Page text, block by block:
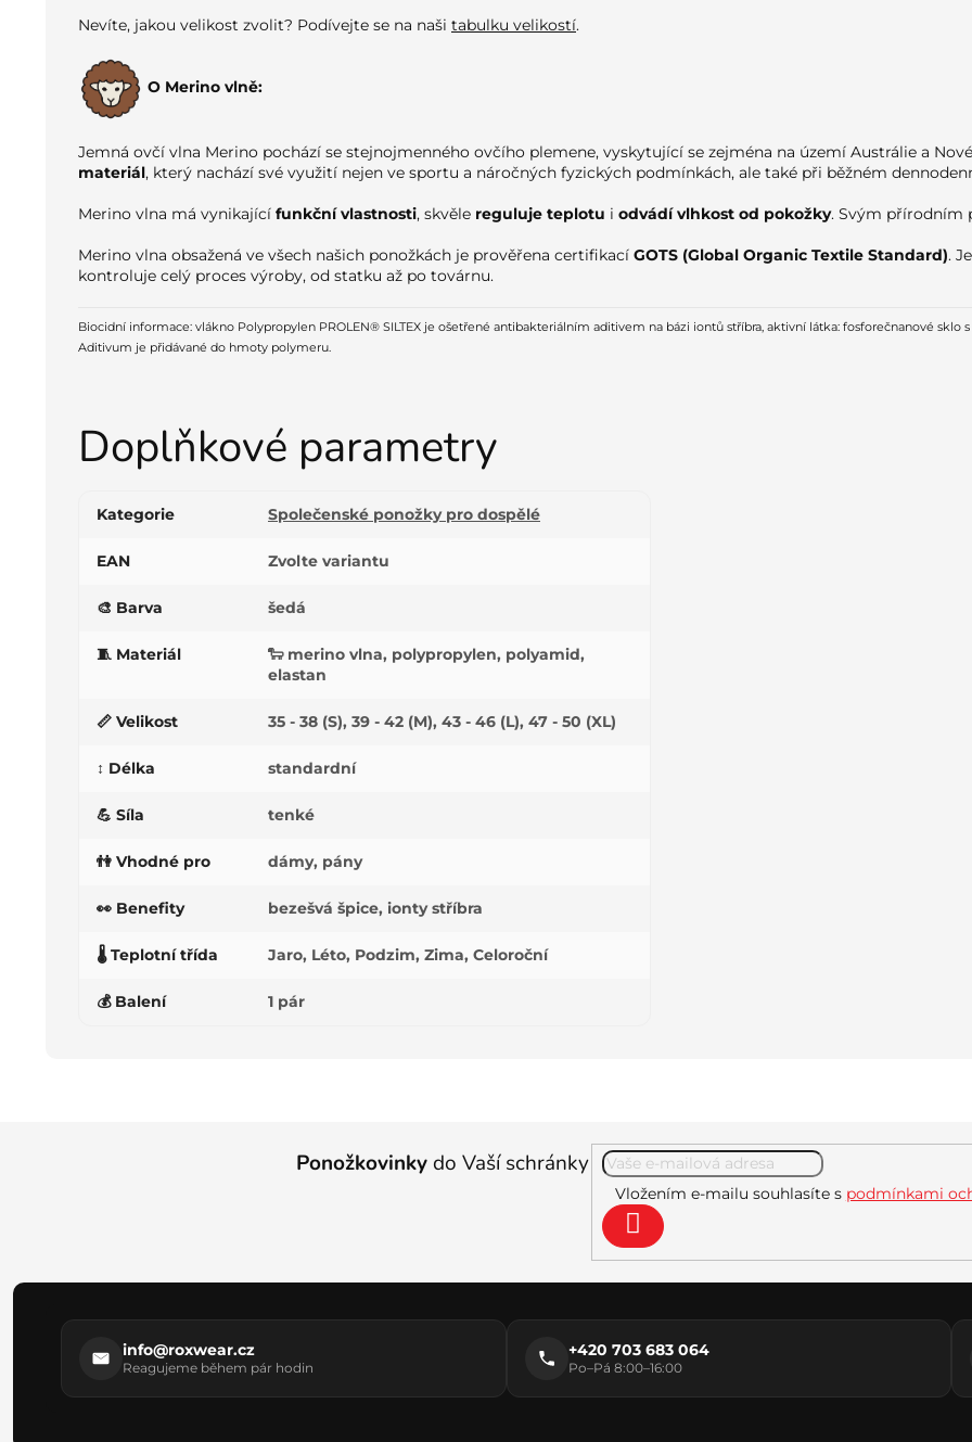
Nevíte, jakou velikost zvolit? Podívejte se na naši tabulku velikostí.
O Merino vlně:
Jemná ovčí vlna Merino pochází se stejnojmenného ovčího plemene, vyskytující se zejména na území Austrálie a
materiál, který nachází své využití nejen ve sportu a náročných fyzických podmínkách, ale také při běžném
Merino vlna má vynikající funkční vlastnosti, skvěle reguluje teplotu i odvádí vlhkost od pokožky. Svým přírodním
Merino vlna obsažená ve všech našich ponožkách je prověřena certifikací GOTS (Global Organic Textile Standard).
kontroluje celý proces výroby, od statku až po továrnu.
Biocidní informace: vlákno Polypropylen PROLEN® SILTEX je ošetřené antibakteriálním aditivem na bázi iontů stříbra, aktivní látka: fosforečnanové sklo
Aditivum je přidávané do hmoty polymeru.
Doplňkové parametry
Kategorie Společenské ponožky pro dospělé
EAN Zvolte variantu
🎨 Barva šedá
🧵 Materiál
🐑 merino vlna, polypropylen, polyamid,
elastan
📏 Velikost 35 - 38 (S), 39 - 42 (M), 43 - 46 (L), 47 - 50 (XL)
↕️ Délka standardní
💪 Síla tenké
👫 Vhodné pro dámy, pány
👀 Benefity bezešvá špice, ionty stříbra
🌡️ Teplotní třída Jaro, Léto, Podzim, Zima, Celoroční
💰 Balení 1 pár
Ponožkovinky do Vaší schránky
Vložením e-mailu souhlasíte s podmínkami
Přihlásit
se
info@roxwear.cz
Reagujeme během pár hodin
+420 703 683 064
Po–Pá 8:00–16:00